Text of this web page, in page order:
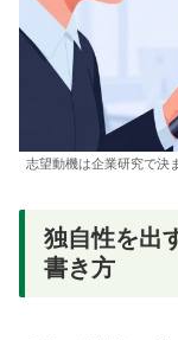
志望動機は企業研究で決
独自性を出
書き方